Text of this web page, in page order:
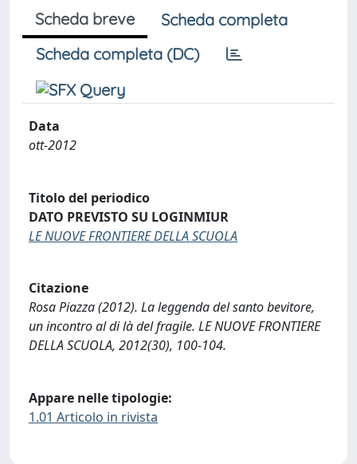
Scheda breve
Scheda completa
Scheda completa (DC)
Data
ott-2012
Titolo del periodico
DATO PREVISTO SU LOGINMIUR
LE NUOVE FRONTIERE DELLA SCUOLA
Citazione
Rosa Piazza (2012). La leggenda del santo bevitore,
un incontro al di là del fragile. LE NUOVE FRONTIERE
DELLA SCUOLA, 2012(30), 100-104.
Appare nelle tipologie:
1.01 Articolo in rivista